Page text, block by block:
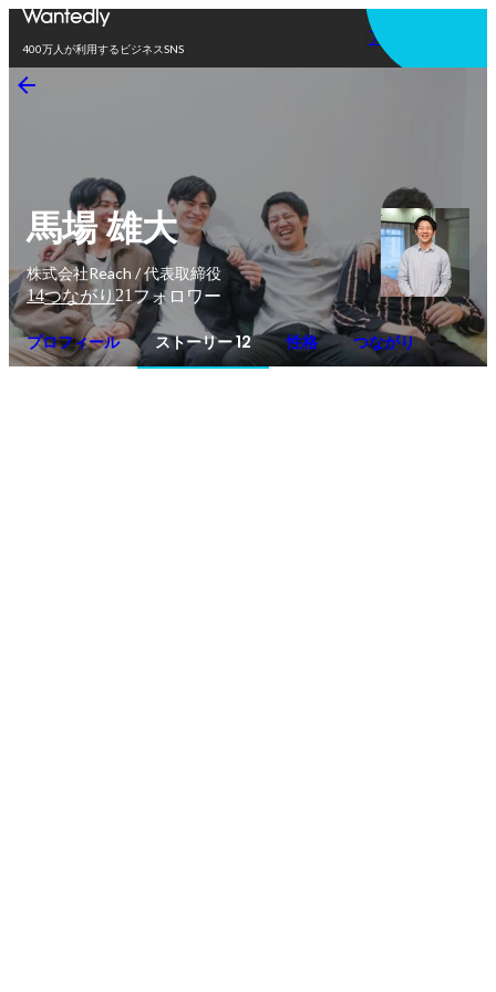
400万人が利用するビジネスSNS
アプリを使う
馬場 雄大
株式会社Reach / 代表取締役
14つながり21フォロワー
プロフィール ストーリー 12 性格 つながり